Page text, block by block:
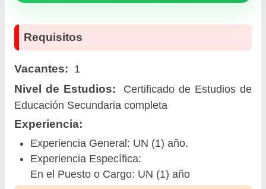
Requisitos
Vacantes: 1
Nivel de Estudios:
Certificado de Estudios de
Educación Secundaria completa
Experiencia:
Experiencia General: UN (1) año.
Experiencia Específica:
En el Puesto o Cargo: UN (1) año